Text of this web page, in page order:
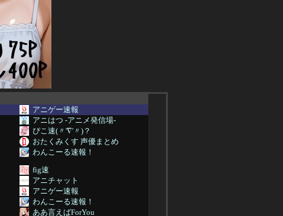
アニゲー速報
アニはつ -アニメ発信場-
ぴこ速(〃'∇'〃)？
おたくみくす 声優まとめ
わんこーる速報！
fig速
アニチャット
アニゲー速報
わんこーる速報！
ああ言えばForYou